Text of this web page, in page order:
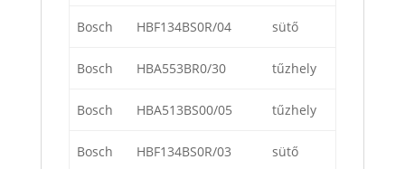
Bosch HBF134BS0R/04 sütő
Bosch HBA553BR0/30 tűzhely
Bosch HBA513BS00/05 tűzhely
Bosch HBF134BS0R/03 sütő